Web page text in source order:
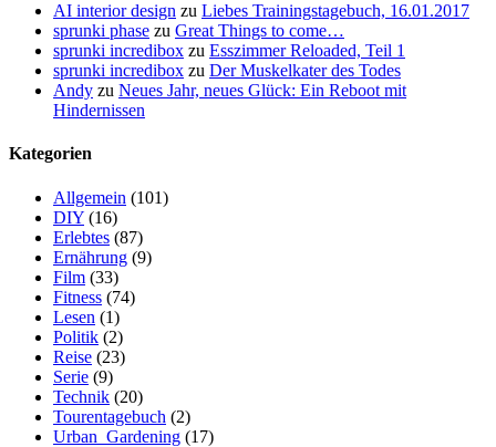
AI interior design zu Liebes Trainingstagebuch, 16.01.2017
sprunki phase zu Great Things to come…
sprunki incredibox zu Esszimmer Reloaded, Teil 1
sprunki incredibox zu Der Muskelkater des Todes
Andy zu Neues Jahr, neues Glück: Ein Reboot mit
Hindernissen
Kategorien
Allgemein (101)
DIY (16)
Erlebtes (87)
Ernährung (9)
Film (33)
Fitness (74)
Lesen (1)
Politik (2)
Reise (23)
Serie (9)
Technik (20)
Tourentagebuch (2)
Urban_Gardening (17)